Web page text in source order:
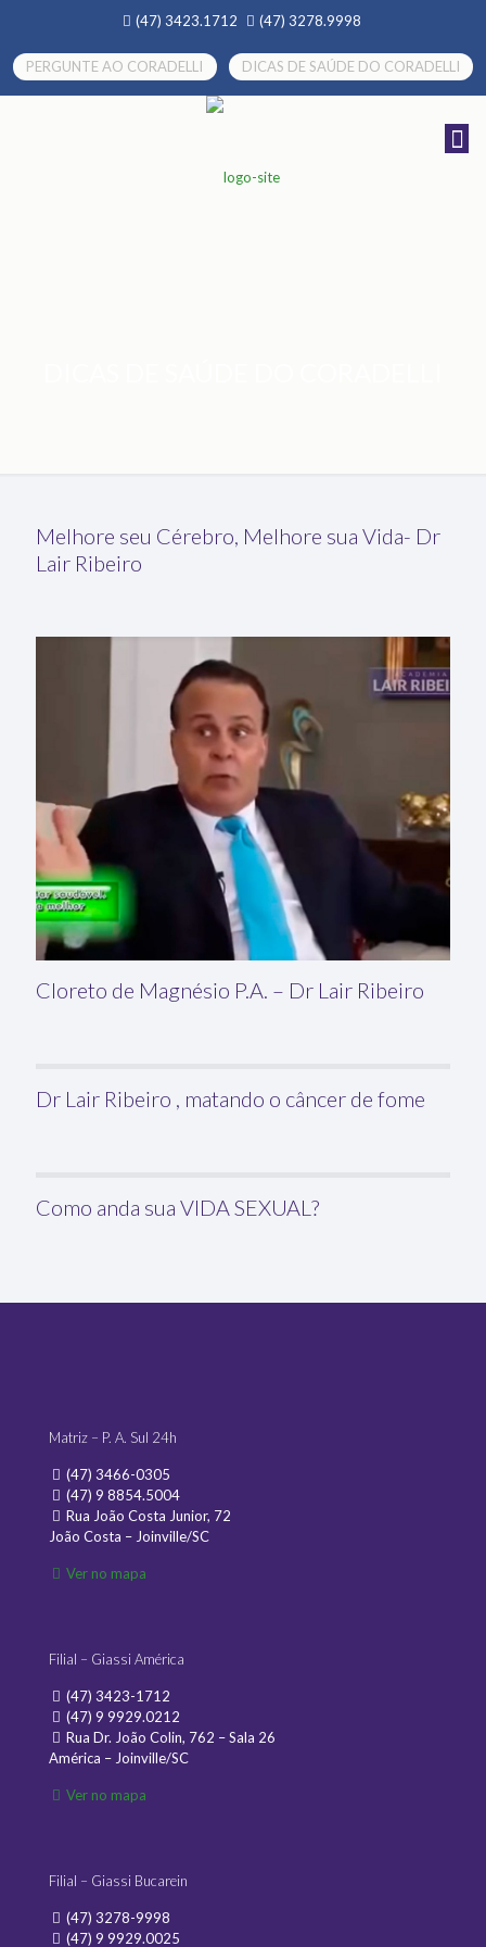
(47) 3423.1712 (47) 3278.9998
PERGUNTE AO CORADELLI DICAS DE SAÚDE DO CORADELLI
Melhore seu Cérebro, Melhore sua Vida- Dr
Lair Ribeiro
Cloreto de Magnésio P.A. – Dr Lair Ribeiro
Dr Lair Ribeiro , matando o câncer de fome
Como anda sua VIDA SEXUAL?
Matriz – P. A. Sul 24h
(47) 3466-0305
(47) 9 8854.5004
Rua João Costa Junior, 72
João Costa – Joinville/SC
Ver no mapa
Filial – Giassi América
(47) 3423-1712
(47) 9 9929.0212
Rua Dr. João Colin, 762 – Sala 26
América – Joinville/SC
Ver no mapa
Filial – Giassi Bucarein
(47) 3278-9998
(47) 9 9929.0025